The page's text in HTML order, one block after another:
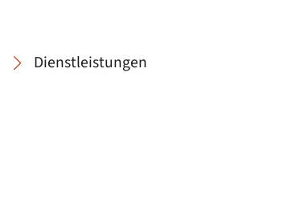
Dienstleistungen